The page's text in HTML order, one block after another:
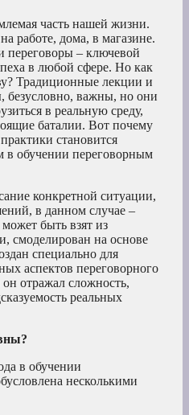
часть нашей жизни.
работе, дома, в магазине.
переговоры – ключевой
в любой сфере. Но как
Традиционные лекции и
безусловно, важны, но они
в реальную среду,
баталии. Вот почему
становится
в обучении переговорным
конкретной ситуации,
в данном случае –
быть взят из
смоделирован на основе
специально для
аспектов переговорного
отражал сложность,
реальных
в обучении
несколькими